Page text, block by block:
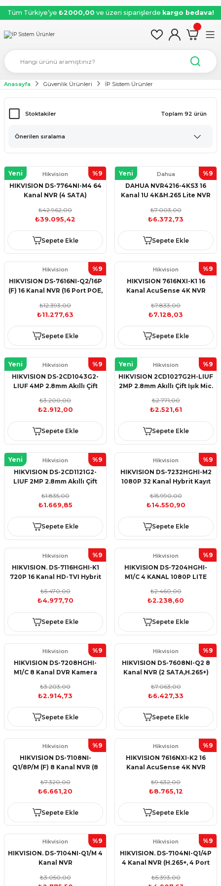
Tüm Türkiye’ye ₺2000,00 ve üzeri siparişlerde kargo bedava!
Anasayfa Güvenlik Ürünleri İP Sistem Ürünler
Stoktakiler Toplam 92 ürün
Yeni %9
Hikvision
HIKVISION DS-7764NI-M4 64
Kanal NVR (4 SATA)
₺42.962,00
₺39.095,42
Sepete Ekle
Yeni %9
Dahua
DAHUA NVR4216-4KS3 16
Kanal 1U 4K&H.265 Lite NVR
₺7.003,00
₺6.372,73
Sepete Ekle
%9
Hikvision
HIKVISION DS-7616NI-Q2/16P
(F) 16 Kanal NVR (16 Port POE,
₺12.393,00
₺11.277,63
Sepete Ekle
%9
Hikvision
HIKVISION 7616NXI-K1 16
Kanal AcuSense 4K NVR
₺7.833,00
₺7.128,03
Sepete Ekle
Yeni %9
Hikvision
HIKVISION DS-2CD1043G2-
LIUF 4MP 2.8mm Akıllı Çift
₺3.200,00
₺2.912,00
Sepete Ekle
Yeni %9
Hikvision
HIKVISION 2CD1027G2H-LIUF
2MP 2.8mm Akıllı Çift Işık Mic.
₺2.771,00
₺2.521,61
Sepete Ekle
Yeni %9
Hikvision
HIKVISION DS-2CD1121G2-
LIUF 2MP 2.8mm Akıllı Çift
Dome
₺1.835,00
₺1.669,85
Sepete Ekle
%9
Hikvision
HIKVISION DS-7232HGHI-M2
1080P 32 Kanal Hybrit Kayıt
₺15.990,00
₺14.550,90
Sepete Ekle
%9
Hikvision
HIKVISION. DS-7116HGHI-K1
720P 16 Kanal HD-TVI Hybrit
₺5.470,00
₺4.977,70
Sepete Ekle
%9
Hikvision
HIKVISION DS-7204HGHI-
M1/C 4 KANAL 1080P LITE
CİHAZI
₺2.460,00
₺2.238,60
Sepete Ekle
%9
Hikvision
HIKVISION DS-7208HGHI-
M1/C 8 Kanal DVR Kamera
₺3.203,00
₺2.914,73
Sepete Ekle
%9
Hikvision
HIKVISION DS-7608NI-Q2 8
Kanal NVR (2 SATA,H.265+)
₺7.063,00
₺6.427,33
Sepete Ekle
%9
Hikvision
HIKVISION DS-7108NI-
Q1/8P/M (F) 8 Kanal NVR (8
₺7.320,00
₺6.661,20
Sepete Ekle
%9
Hikvision
HIKVISION 7616NXI-K2 16
Kanal AcuSense 4K NVR
₺9.632,00
₺8.765,12
Sepete Ekle
%9
Hikvision
HIKVISION. DS-7104NI-Q1/M 4
Kanal NVR
₺3.050,00
%9
Hikvision
HIKVISION. DS-7104NI-Q1/4P
4 Kanal NVR (H.265+, 4 Port
₺5.393,00